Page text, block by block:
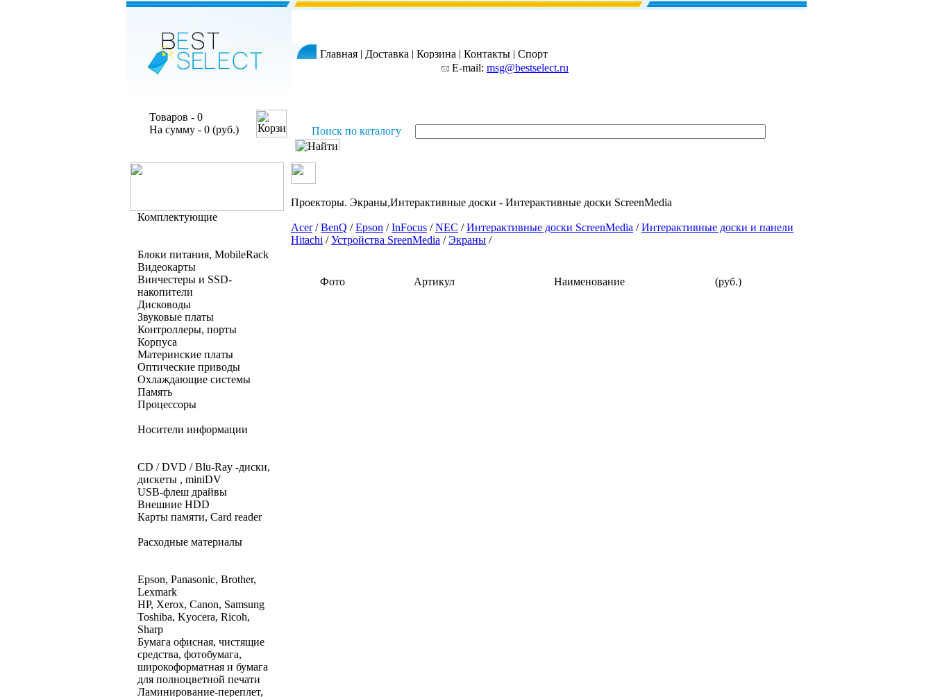
Главная | Доставка | Корзина | Контакты | Спорт
E-mail: msg@bestselect.ru
Товаров - 0
На сумму - 0 (руб.)
Поиск по каталогу
Комплектующие
Блоки питания, MobileRack
Видеокарты
Винчестеры и SSD-
накопители
Дисководы
Звуковые платы
Контроллеры, порты
Корпуса
Материнские платы
Оптические приводы
Охлаждающие системы
Память
Процессоры
Носители информации
CD / DVD / Blu-Ray -диски,
дискеты , miniDV
USB-флеш драйвы
Внешние HDD
Карты памяти, Card reader
Расходные материалы
Epson, Panasonic, Brother,
Lexmark
HP, Xerox, Canon, Samsung
Toshiba, Kyocera, Ricoh,
Sharp
Бумага офисная, чистящие
средства, фотобумага,
широкоформатная и бумага
для полноцветной печати
Ламинирование-переплет,
Проекторы. Экраны,Интерактивные доски - Интерактивные доски ScreenMedia
Acer/BenQ /Epson /InFocus /NEC /Интерактивные доски ScreenMedia /Интерактивные доски и панели
Hitachi /Устройства SreenMedia /Экраны /
Фото Артикул Наименование (руб.)